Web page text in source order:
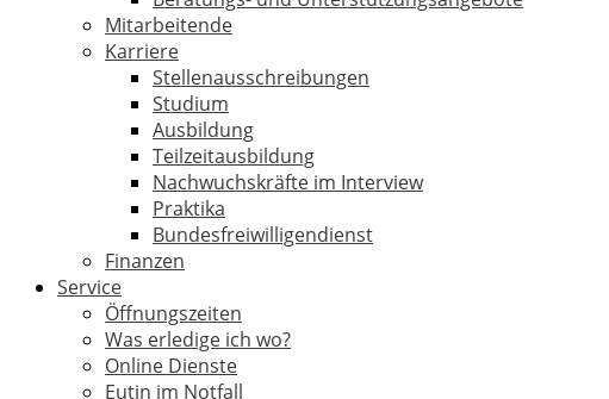
Mitarbeitende
Karriere
Stellenausschreibungen
Studium
Ausbildung
Teilzeitausbildung
Nachwuchskräfte im Interview
Praktika
Bundesfreiwilligendienst
Finanzen
Service
Öffnungszeiten
Was erledige ich wo?
Online Dienste
Eutin im Notfall